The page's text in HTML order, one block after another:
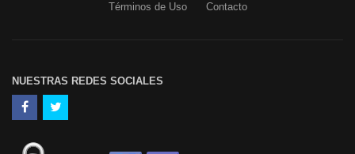
Términos de Uso Contacto
NUESTRAS REDES SOCIALES